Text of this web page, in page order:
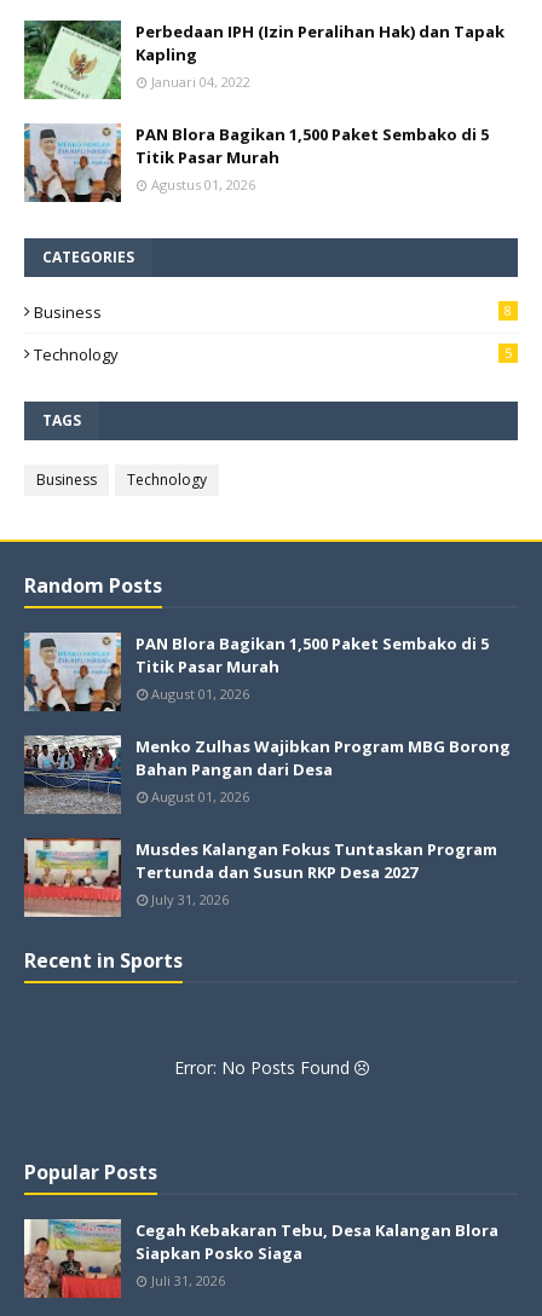
Perbedaan IPH (Izin Peralihan Hak) dan Tapak
Kapling
Januari 04, 2022
PAN Blora Bagikan 1,500 Paket Sembako di 5
Titik Pasar Murah
Agustus 01, 2026
CATEGORIES
Business 8
Technology 5
TAGS
Business Technology
Random Posts
PAN Blora Bagikan 1,500 Paket Sembako di 5
Titik Pasar Murah
August 01, 2026
Menko Zulhas Wajibkan Program MBG Borong
Bahan Pangan dari Desa
August 01, 2026
Musdes Kalangan Fokus Tuntaskan Program
Tertunda dan Susun RKP Desa 2027
July 31, 2026
Recent in Sports
Error: No Posts Found
Popular Posts
Cegah Kebakaran Tebu, Desa Kalangan Blora
Siapkan Posko Siaga
Juli 31, 2026